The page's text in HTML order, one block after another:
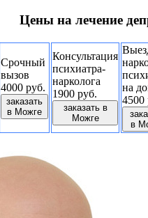
Цены на лечение
Срочный
вызов
4000 руб.
заказать
в Можге
Консультация
психиатра-
нарколога
1900 руб.
заказать в
Можге
на
4500
в